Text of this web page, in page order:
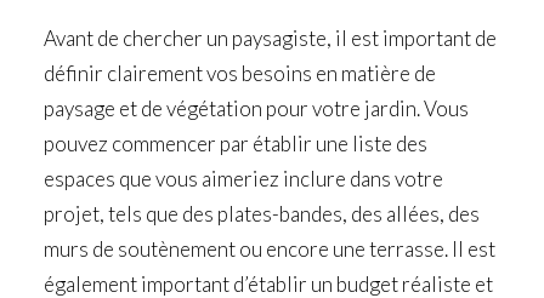
Avant de chercher un paysagiste, il est important de
définir clairement vos besoins en matière de
paysage et de végétation pour votre jardin. Vous
pouvez commencer par établir une liste des
espaces que vous aimeriez inclure dans votre
projet, tels que des plates-bandes, des allées, des
murs de soutènement ou encore une terrasse. Il est
également important d’établir un budget réaliste et